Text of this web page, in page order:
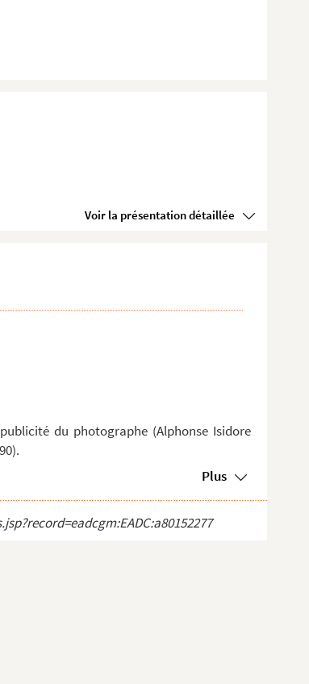
Voir la présentation détaillée
du photographe (Alphonse Isidore
Plus